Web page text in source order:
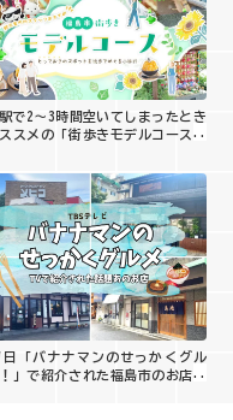
で2〜3時間空いてしまったとき
スメの「街歩きモデルコース」
「バナナマンのせっかくグル
」で紹介された福島市のお店は